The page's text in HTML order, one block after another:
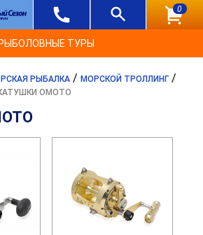
0
РЫБОЛОВНЫЕ ТУРЫ
РЫБАЛКА / МОРСКОЙ ТРОЛЛИНГ /
OMOTO